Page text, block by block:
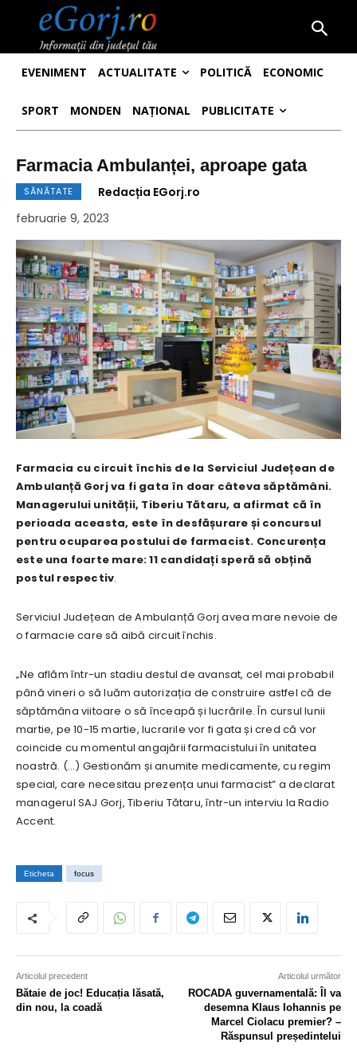
EVENIMENT ACTUALITATE POLITICĂ ECONOMIC
SPORT MONDEN NAȚIONAL PUBLICITATE
Farmacia Ambulanței, aproape gata
SĂNĂTATE
Redacția EGorj.ro
februarie 9, 2023
Farmacia cu circuit închis de la Serviciul Județean de
Ambulanță Gorj va fi gata în doar câteva săptămâni.
Managerului unității, Tiberiu Tătaru, a afirmat că în
perioada aceasta, este în desfășurare și concursul
pentru ocuparea postului de farmacist. Concurența
este una foarte mare: 11 candidați speră să obțină
postul respectiv.
Serviciul Județean de Ambulanță Gorj avea mare nevoie de
o farmacie care să aibă circuit închis.
„Ne aflăm într-un stadiu destul de avansat, cel mai probabil
până vineri o să luăm autorizația de construire astfel că de
săptămâna viitoare o să înceapă și lucrările. În cursul lunii
martie, pe 10-15 martie, lucrarile vor fi gata și cred că vor
coincide cu momentul angajării farmacistului în unitatea
noastră. (…) Gestionăm și anumite medicamente, cu regim
special, care necesitau prezența unui farmacist” a declarat
managerul SAJ Gorj, Tiberiu Tătaru, într-un interviu la Radio
Accent.
Eticheta focus
Articolul precedent
Bătaie de joc! Educația lăsată,
din nou, la coadă
Articolul următor
ROCADA guvernamentală: Îl va
desemna Klaus Iohannis pe
Marcel Ciolacu premier? –
Răspunsul președintelui